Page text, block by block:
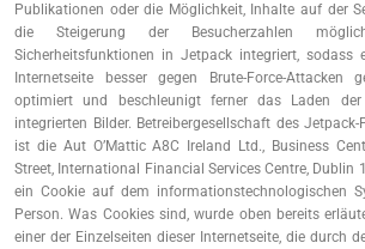
Publikationen oder die Möglichkeit, Inhalte auf der
die Steigerung der Besucherzahlen
Sicherheitsfunktionen in Jetpack integriert, sodass
Internetseite besser gegen Brute-Force-Attacken
optimiert und beschleunigt ferner das Laden
integrierten Bilder. Betreibergesellschaft des
ist die Aut O’Mattic A8C Ireland Ltd., Business
Street, International Financial Services Centre, Dublin
ein Cookie auf dem informationstechnologischen
Person. Was Cookies sind, wurde oben bereits
einer der Einzelseiten dieser Internetseite, die durch